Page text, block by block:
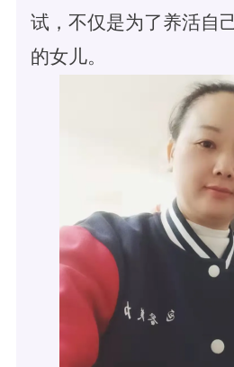
试，不仅是为了养活自
的女儿。